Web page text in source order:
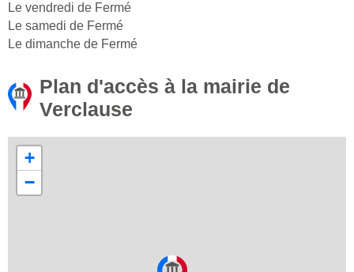
Le vendredi de Fermé
Le samedi de Fermé
Le dimanche de Fermé
Plan d'accès à la mairie de
Verclause
+
−